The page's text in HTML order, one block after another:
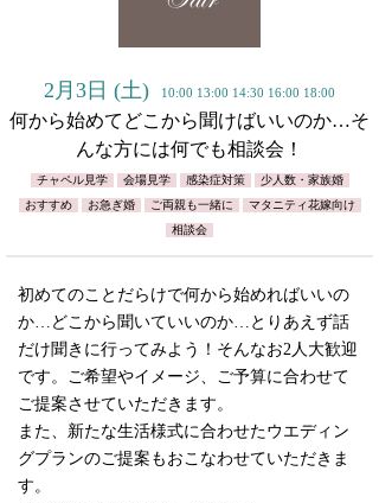
2月3日 (土) 10:00 13:00 14:30 16:00 18:00
何から始めてどこから聞けばいいのか…そ
んな方には何でも相談会！
チャペル見学 会場見学 感染症対策
少人数・家族婚
おすすめ
お急ぎ婚 ご両親も一緒に
マタニティ花嫁向け
相談会
初めてのことだらけで何から始めればいいの
か…どこから聞いていいのか…とりあえず話
だけ聞きに行ってみよう！そんなお2人大歓迎
です。ご希望やイメージ、ご予算に合わせて
ご提案させていただきます。
また、新たな生活様式に合わせたウエディン
グプランのご提案もおこなわせていただきま
す。